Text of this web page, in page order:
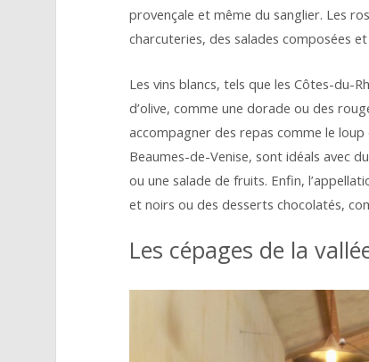
provençale et même du sanglier. Les
charcuteries, des salades composées
Les vins blancs, tels que les Côtes-du-
d’olive, comme une dorade ou des
accompagner des repas comme le
Beaumes-de-Venise, sont idéals avec
ou une salade de fruits. Enfin,
et noirs ou des desserts chocolatés,
Les cépages de la